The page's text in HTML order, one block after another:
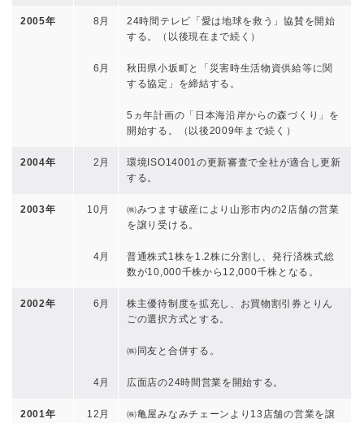
2005年 8月
24時間テレビ「愛は地球を救う」協賛を開始
する。（以後現在まで続く）
6月
秋田県小坂町と「災害時生活物資供給等に関
する協定」を締結する。
5ヵ年計画の「日本海沿岸からの森づくり」を
開始する。（以後2009年まで続く）
2004年 2月
環境ISO14001の更新審査で全社が適合し更新
する。
2003年 10月
㈱みつます破産により山形市内の2店舗の営業
を譲り受ける。
4月
普通株式1株を1.2株に分割し、発行済株式総
数が10,000千株から12,000千株となる。
2002年 6月
株主優待制度を拡充し、お買物割引券とりん
ごの選択方式とする。
㈱同友と合併する。
4月 広面店の24時間営業を開始する。
2001年 12月
㈱亀屋みなみチェーンより13店舗の営業を譲